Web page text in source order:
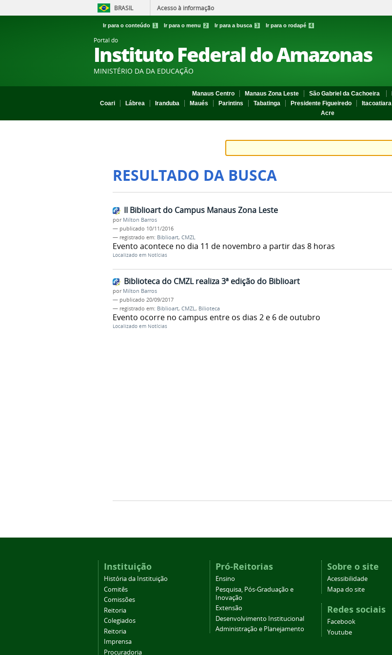
BRASIL Acesso à informação
Ir para o conteúdo 1 Ir para o menu 2 Ir para a busca 3 Ir para o rodapé 4
Portal do
Instituto Federal do Amazonas
MINISTÉRIO DA DA EDUCAÇÃO
Manaus Centro Manaus Zona Leste São Gabriel da Cachoeira
Coari
Lábrea Iranduba Maués Parintins Tabatinga Presidente Figueiredo Itacoatiara
Acre
RESULTADO DA BUSCA
II Biblioart do Campus Manaus Zona Leste
por Milton Barros
— publicado 10/11/2016
— registrado em: Biblioart, CMZL
Evento acontece no dia 11 de novembro a partir das 8 horas
Localizado em Notícias
Biblioteca do CMZL realiza 3ª edição do Biblioart
por Milton Barros
— publicado 20/09/2017
— registrado em: Biblioart, CMZL, Bilioteca
Evento ocorre no campus entre os dias 2 e 6 de outubro
Localizado em Notícias
Instituição
História da Instituição
Comitês
Comissões
Reitoria
Colegiados
Reitoria
Imprensa
Procuradoria
Pró-Reitorias
Ensino
Pesquisa, Pós-Graduação e
Inovação
Extensão
Desenvolvimento Institucional
Administração e Planejamento
Sobre o site
Acessibilidade
Mapa do site
Redes sociais
Facebook
Youtube